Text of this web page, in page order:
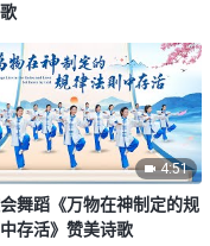
4:51
舞蹈《万物在神制定的规
存活》赞美诗歌